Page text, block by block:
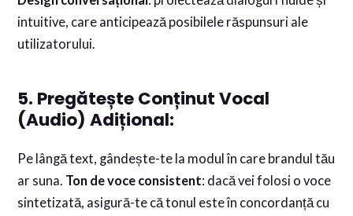
intuitive, care anticipează posibilele răspunsuri ale
utilizatorului.
5. Pregătește Conținut Vocal
(Audio) Adițional:
Pe lângă text, gândește-te la modul în care brandul tău
ar suna. Ton de voce consistent: dacă vei folosi o voce
sintetizată, asigură-te că tonul este în concordanță cu